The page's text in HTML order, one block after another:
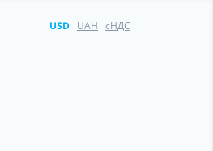
USD UAH сНДС